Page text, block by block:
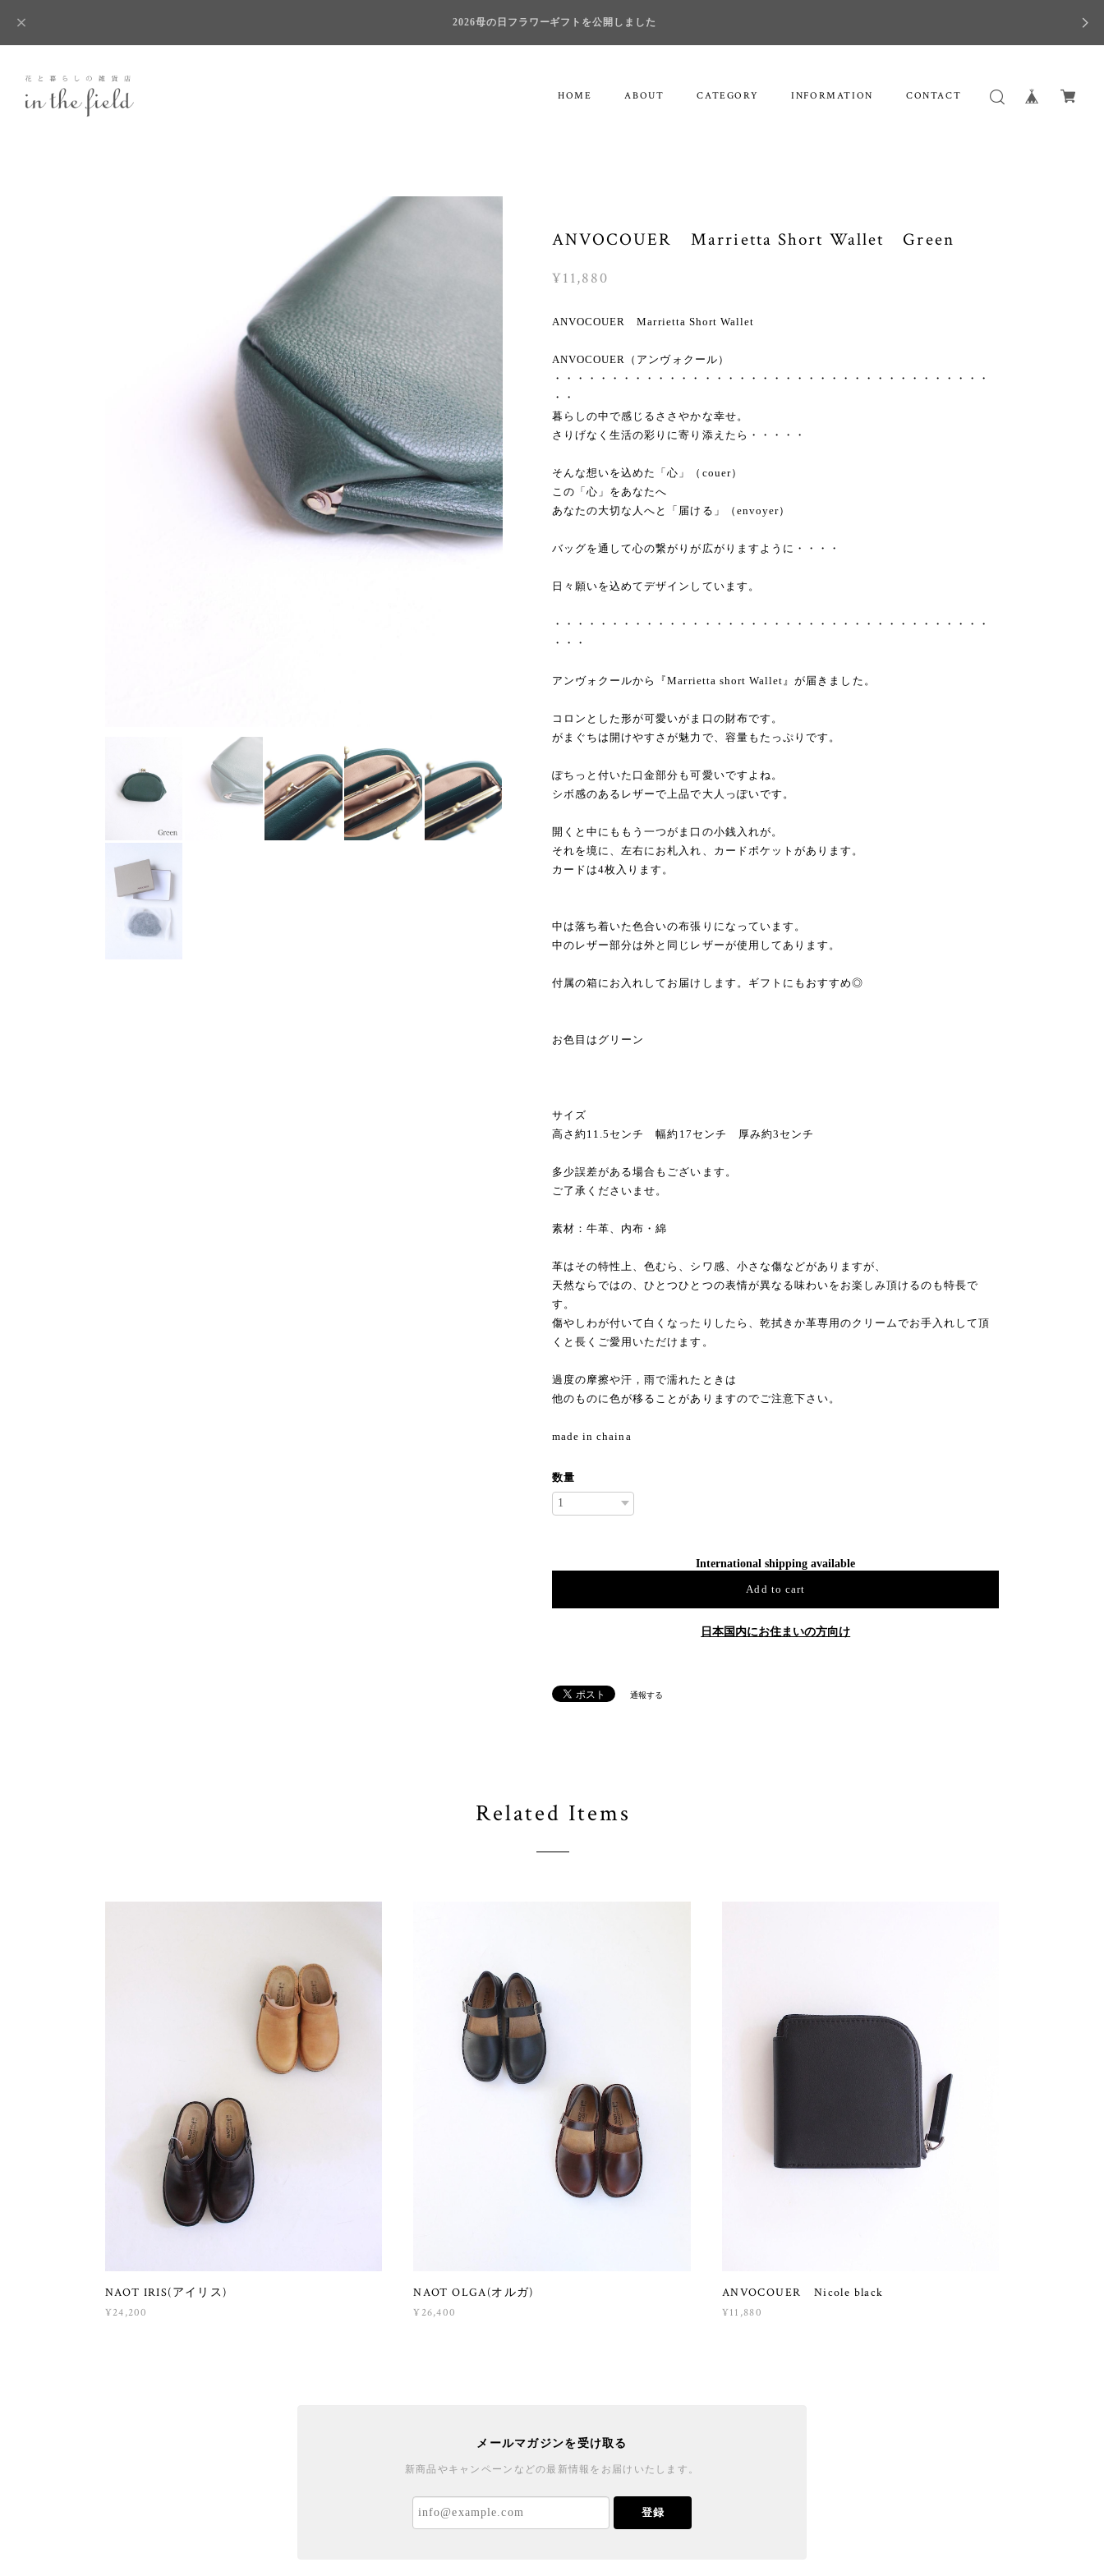
2026母の日フラワーギフトを公開しました
HOME ABOUT CATEGORY INFORMATION CONTACT
ANVOCOUER Marrietta Short Wallet Green
¥11,880
ANVOCOUER Marrietta Short Wallet
ANVOCOUER（アンヴォクール）
・・・・・・・・・・・・・・・・・・・・・・・・・・・・・・・・・・・・・・
・・
暮らしの中で感じるささやかな幸せ。
さりげなく生活の彩りに寄り添えたら・・・・・
そんな想いを込めた「心」（couer）
この「心」をあなたへ
あなたの大切な人へと「届ける」（envoyer）
バッグを通して心の繋がりが広がりますように・・・・
日々願いを込めてデザインしています。
・・・・・・・・・・・・・・・・・・・・・・・・・・・・・・・・・・・・・・
・・・
アンヴォクールから『Marrietta short Wallet』が届きました。
コロンとした形が可愛いがま口の財布です。
がまぐちは開けやすさが魅力で、容量もたっぷりです。
ぽちっと付いた口金部分も可愛いですよね。
シボ感のあるレザーで上品で大人っぽいです。
開くと中にももう一つがま口の小銭入れが。
それを境に、左右にお札入れ、カードポケットがあります。
カードは4枚入ります。
中は落ち着いた色合いの布張りになっています。
中のレザー部分は外と同じレザーが使用してあります。
付属の箱にお入れしてお届けします。ギフトにもおすすめ◎
お色目はグリーン
サイズ
高さ約11.5センチ 幅約17センチ 厚み約3センチ
多少誤差がある場合もございます。
ご了承くださいませ。
素材：牛革、内布・綿
革はその特性上、色むら、シワ感、小さな傷などがありますが、
天然ならではの、ひとつひとつの表情が異なる味わいをお楽しみ頂けるのも特長で
す。
傷やしわが付いて白くなったりしたら、乾拭きか革専用のクリームでお手入れして頂
くと長くご愛用いただけます。
過度の摩擦や汗，雨で濡れたときは
他のものに色が移ることがありますのでご注意下さい。
made in chaina
数量
International shipping available
Add to cart
日本国内にお住まいの方向け
通報する
Related Items
NAOT IRIS(アイリス)
¥24,200
NAOT OLGA(オルガ)
¥26,400
ANVOCOUER Nicole black
¥11,880
メールマガジンを受け取る
新商品やキャンペーンなどの最新情報をお届けいたします。
登録